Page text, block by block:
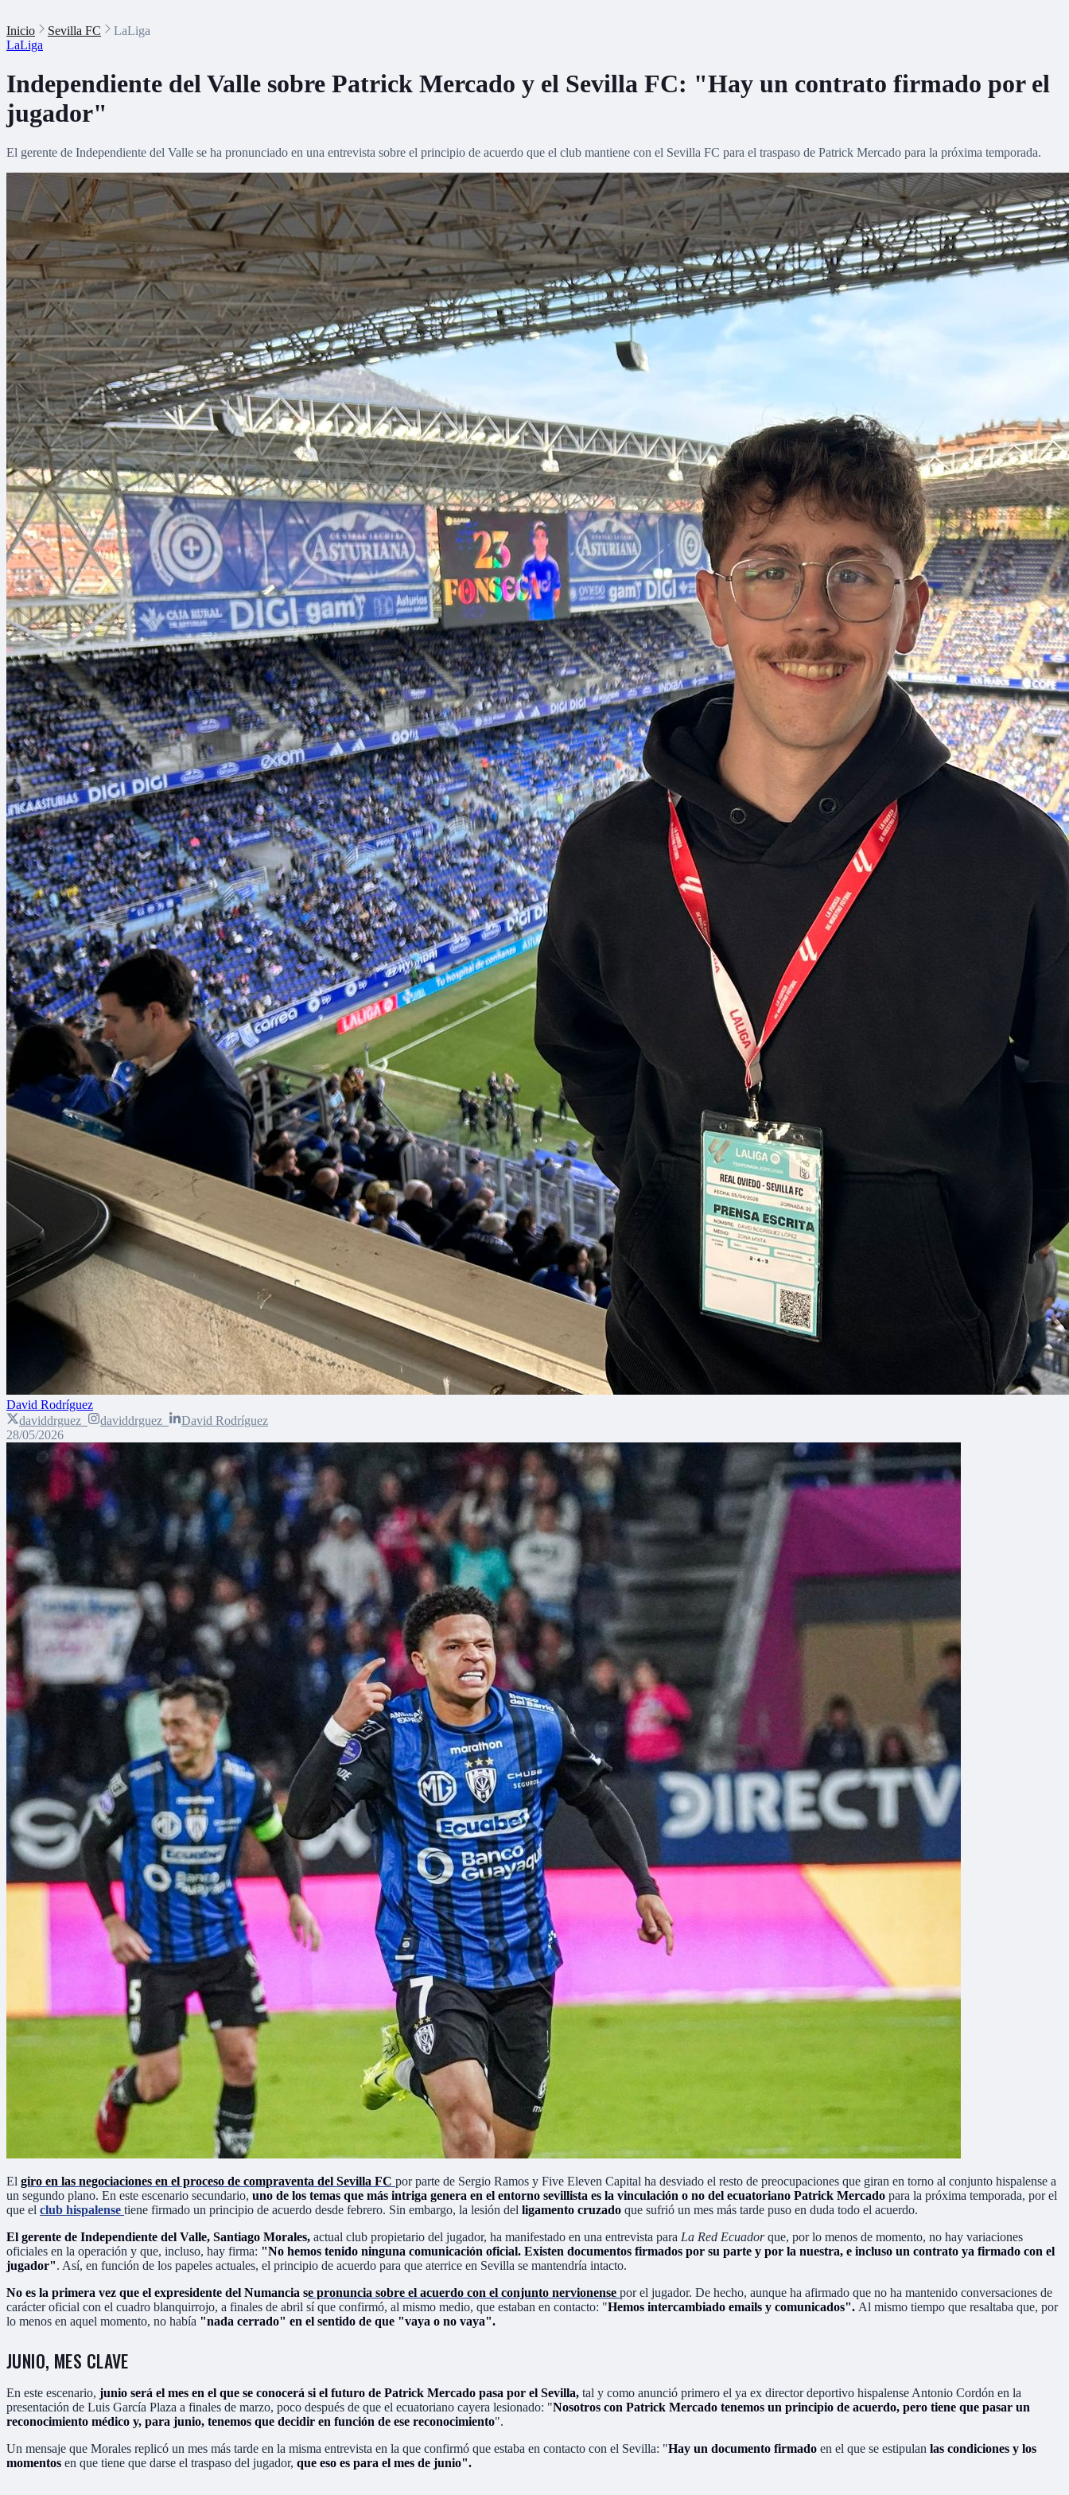
Inicio Sevilla FC
LaLiga
LaLiga
Independiente del Valle sobre Patrick Mercado y el Sevilla FC: "Hay un contrato firmado por el
jugador"
El gerente de Independiente del Valle se ha pronunciado en una entrevista sobre el principio de acuerdo que el club mantiene con el Sevilla FC para el traspaso de Patrick Mercado para la próxima temporada.
David Rodríguez
daviddrguez_
daviddrguez_
David Rodríguez
28/05/2026
El giro en las negociaciones en el proceso de compraventa del Sevilla FC por parte de Sergio Ramos y Five Eleven Capital ha desviado el resto de preocupaciones que giran en torno al conjunto hispalense a
un segundo plano. En este escenario secundario, uno de los temas que más intriga genera en el entorno sevillista es la vinculación o no del ecuatoriano Patrick Mercado para la próxima temporada, por el
que el club hispalense tiene firmado un principio de acuerdo desde febrero. Sin embargo, la lesión del ligamento cruzado que sufrió un mes más tarde puso en duda todo el acuerdo.
El gerente de Independiente del Valle, Santiago Morales, actual club propietario del jugador, ha manifestado en una entrevista para La Red Ecuadorque, por lo menos de momento, no hay variaciones
oficiales en la operación y que, incluso, hay firma: "No hemos tenido ninguna comunicación oficial. Existen documentos firmados por su parte y por la nuestra, e incluso un contrato ya firmado con el
jugador". Así, en función de los papeles actuales, el principio de acuerdo para que aterrice en Sevilla se mantendría intacto.
No es la primera vez que el expresidente del Numancia se pronuncia sobre el acuerdo con el conjunto nervionense por el jugador. De hecho, aunque ha afirmado que no ha mantenido conversaciones de
carácter oficial con el cuadro blanquirrojo, a finales de abril sí que confirmó, al mismo medio, que estaban en contacto: "Hemos intercambiado emails y comunicados". Al mismo tiempo que resaltaba que, por
lo menos en aquel momento, no había "nada cerrado" en el sentido de que "vaya o no vaya".
JUNIO, MES CLAVE
En este escenario, junio será el mes en el que se conocerá si el futuro de Patrick Mercado pasa por el Sevilla, tal y como anunció primero el ya ex director deportivo hispalense Antonio Cordón en la
presentación de Luis García Plaza a finales de marzo, poco después de que el ecuatoriano cayera lesionado: "Nosotros con Patrick Mercado tenemos un principio de acuerdo, pero tiene que pasar un
reconocimiento médico y, para junio, tenemos que decidir en función de ese reconocimiento".
Un mensaje que Morales replicó un mes más tarde en la misma entrevista en la que confirmó que estaba en contacto con el Sevilla: "Hay un documento firmado en el que se estipulan las condiciones y los
momentos en que tiene que darse el traspaso del jugador, que eso es para el mes de junio".